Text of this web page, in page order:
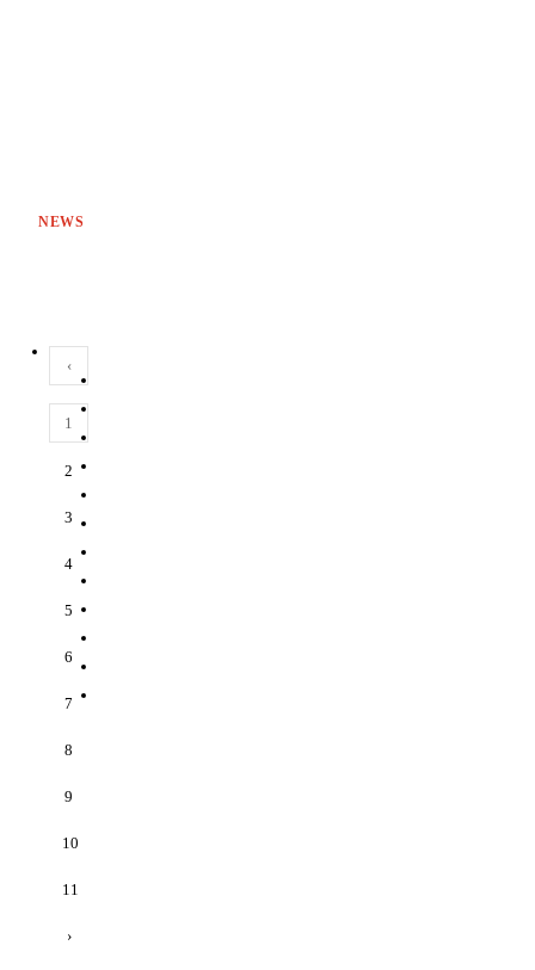
NEWS
‹
1
2
3
4
5
6
7
8
9
10
11
›